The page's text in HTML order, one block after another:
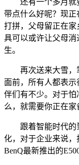
带点什么好呢？现
打拼，父母留正在
具可以或许让父母
生。
再次送来大雪，
面前，所有人都表
伴们有不少。对于
么，就需要你正在家
跟着智能时代的
化，对于企业来说
BenQ最新推出的